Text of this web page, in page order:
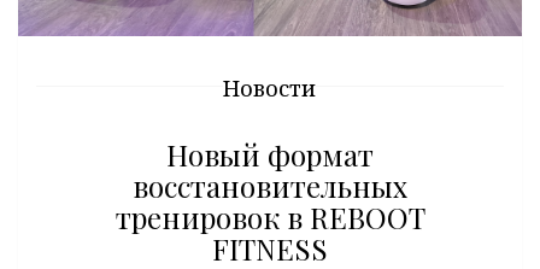
Новости
Новый формат
восстановительных
тренировок в REBOOT
FITNESS